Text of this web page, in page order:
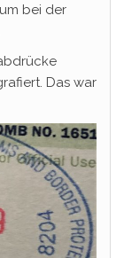
bei der
Das war